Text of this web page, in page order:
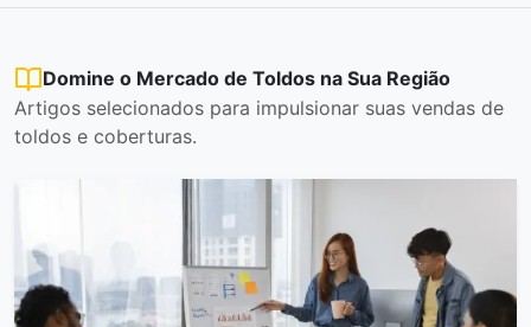
Domine o Mercado de Toldos na Sua Região
Artigos selecionados para impulsionar suas vendas de
toldos e coberturas.